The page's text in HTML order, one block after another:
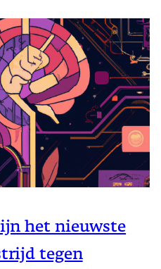
het nieuwste
tegen